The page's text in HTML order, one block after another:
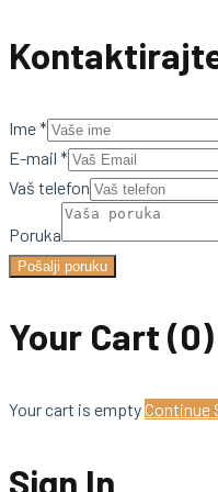
Ime*
E-mail *
Vaš telefon
Poruka
Pošalji poruku
Your Cart (0)
Your cart is emptyContinue
Sign In